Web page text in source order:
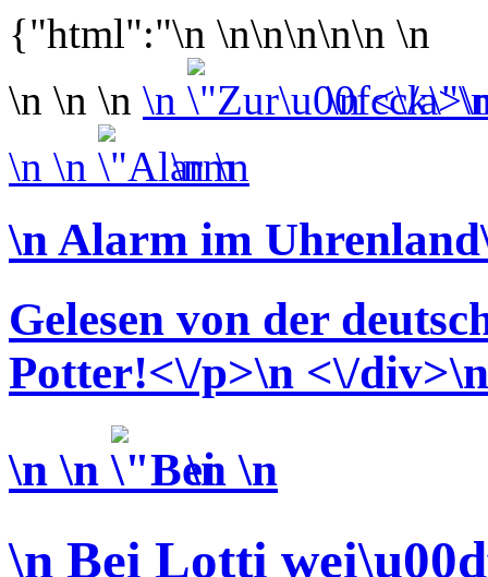
{"html":"\n \n\n\n\n\n \n
\n \n \n \n
\n <\/
\n \n
\n \n
\n Alarm im
Gelesen von der
Potter!<\/p>\n <\/
\n \n
\n \n
\n Bei Lotti